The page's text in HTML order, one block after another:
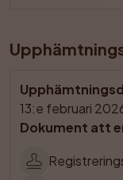
13:e februari
Dokument att